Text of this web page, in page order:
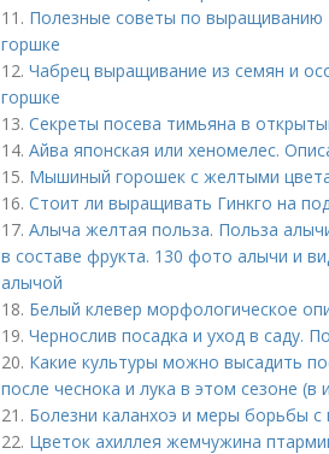
11. Полезные советы по выращиванию
горшке
12. Чабрец выращивание из семян и
горшке
13. Секреты посева тимьяна в
14. Айва японская или хеномелес.
15. Мышиный горошек с желтыми
16. Стоит ли выращивать Гинкго на
17. Алыча желтая польза. Польза
в составе фрукта. 130 фото алычи и
алычой
18. Белый клевер морфологическое
19. Чернослив посадка и уход в саду.
20. Какие культуры можно высадить
после чеснока и лука в этом сезоне (в
21. Болезни каланхоэ и меры борьбы
22. Цветок ахиллея жемчужина